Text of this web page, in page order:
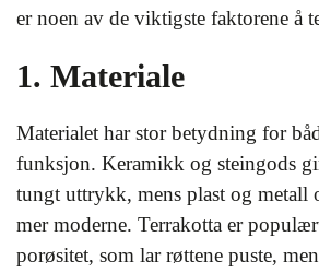
er noen av de viktigste faktorene å
1. Materiale
Materialet har stor betydning for
funksjon. Keramikk og steingods
tungt uttrykk, mens plast og metall
mer moderne. Terrakotta er
porøsitet, som lar røttene puste,